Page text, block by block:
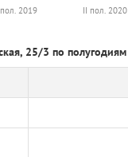
2019 II пол. 2020
25/3 по полугодиям